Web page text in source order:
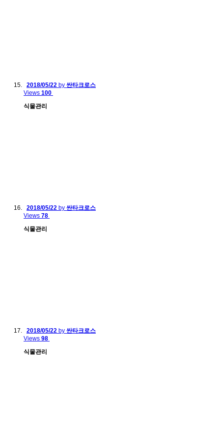
2018/05/22 by 싼타크로스
Views 100
식물관리
2018/05/22 by 싼타크로스
Views 78
식물관리
2018/05/22 by 싼타크로스
Views 98
식물관리